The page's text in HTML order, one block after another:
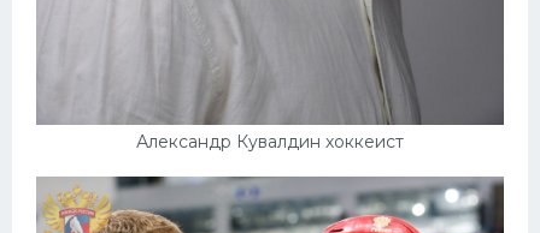
Александр Кувалдин хоккеист